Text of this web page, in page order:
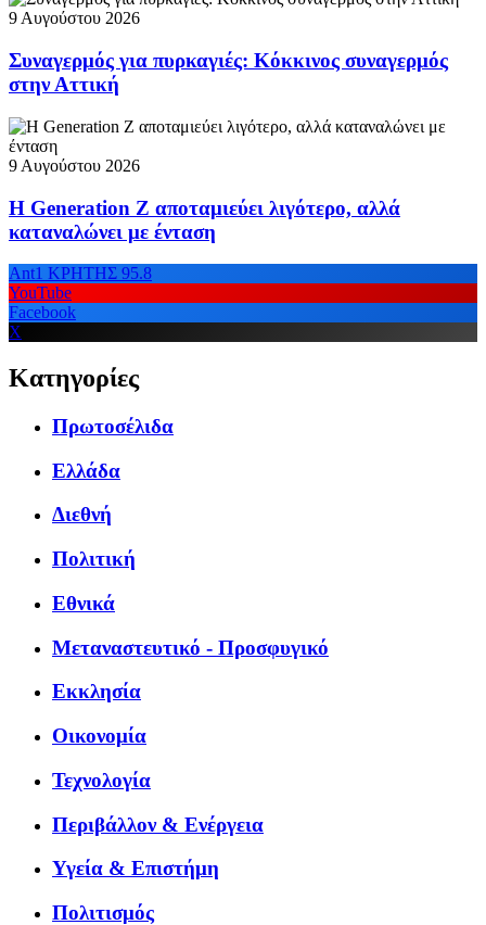
9 Αυγούστου 2026
Συναγερμός για πυρκαγιές: Κόκκινος συναγερμός
στην Αττική
9 Αυγούστου 2026
Η Generation Z αποταμιεύει λιγότερο, αλλά
καταναλώνει με ένταση
Ant1 ΚΡΗΤΗΣ 95.8
YouTube
Facebook
X
Κατηγορίες
Πρωτοσέλιδα
Ελλάδα
Διεθνή
Πολιτική
Εθνικά
Μεταναστευτικό - Προσφυγικό
Εκκλησία
Οικονομία
Τεχνολογία
Περιβάλλον & Ενέργεια
Υγεία & Επιστήμη
Πολιτισμός